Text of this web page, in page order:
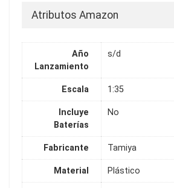
Atributos Amazon
Año
Lanzamiento
s/d
Escala 1:35
Incluye
Baterías
No
Fabricante Tamiya
Material Plástico